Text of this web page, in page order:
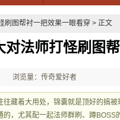
刷图帮衬一把效果一眼看穿 > 正文
对法师打怪刷图
浏览量：传奇爱好者
往藏着大用处，锦囊就是顶好的搞
的，尤其配一起法师群刷、蹲BOSS